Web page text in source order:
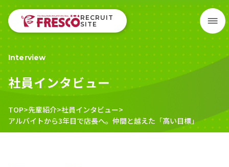
RECRUIT
SITE
Interview
社員インタビュー
>先輩紹介>社員インタビュー>
アルバイトから3年目で店長へ。 仲間と越えた「高い目標」